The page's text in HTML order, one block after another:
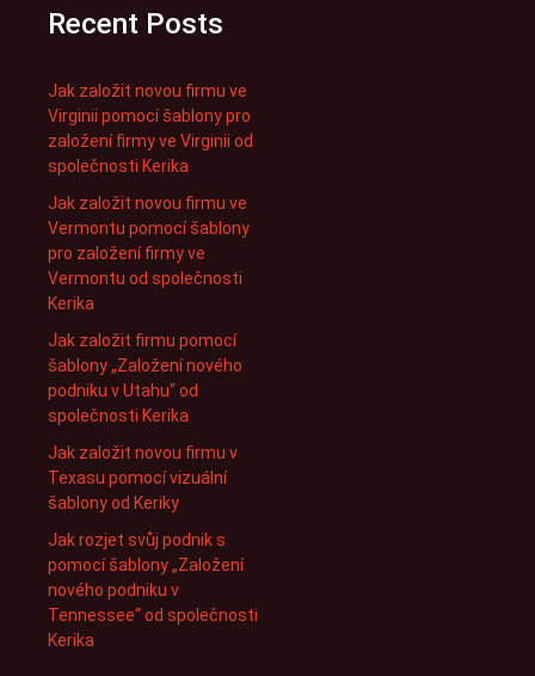
Recent Posts
Jak založit novou firmu ve
Virginii pomocí šablony pro
založení firmy ve Virginii od
společnosti Kerika
Jak založit novou firmu ve
Vermontu pomocí šablony
pro založení firmy ve
Vermontu od společnosti
Kerika
Jak založit firmu pomocí
šablony „Založení nového
podniku v Utahu“ od
společnosti Kerika
Jak založit novou firmu v
Texasu pomocí vizuální
šablony od Keriky
Jak rozjet svůj podnik s
pomocí šablony „Založení
nového podniku v
Tennessee“ od společnosti
Kerika